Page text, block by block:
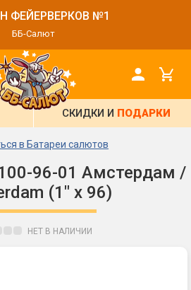
ФЕЙЕРВЕРКОВ №1
ББ-Салют
СКИДКИ И ПОДАРКИ
в Батареи салютов
96-01 Амстердам /
(1" х 96)
НЕТ В НАЛИЧИИ